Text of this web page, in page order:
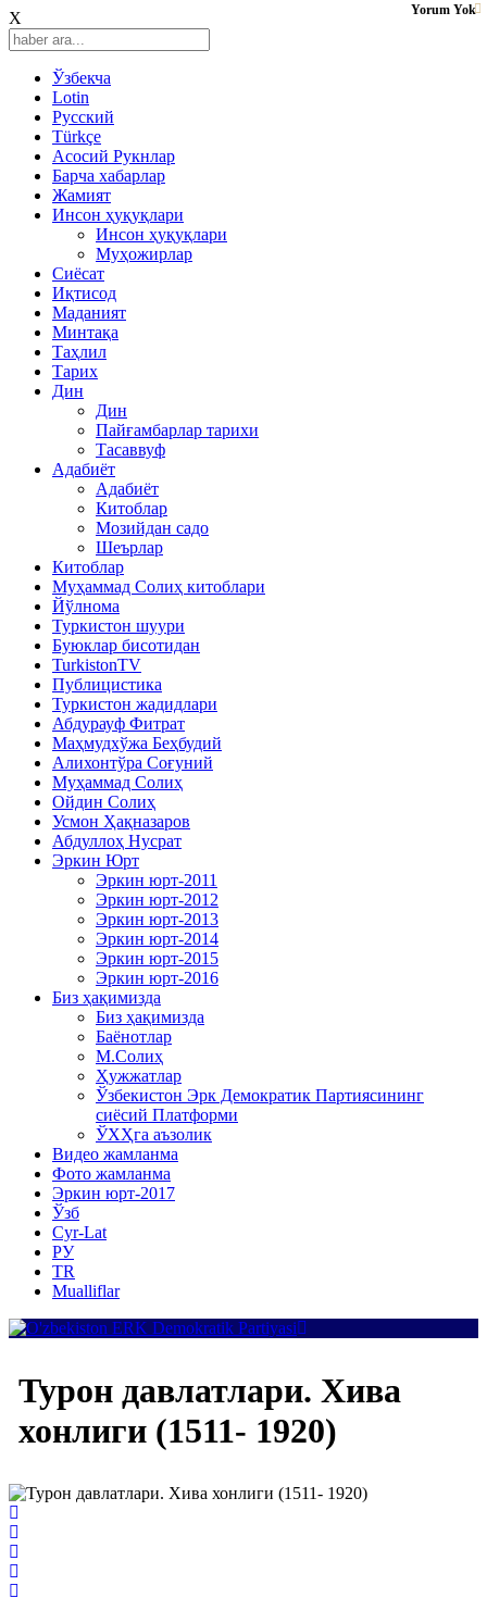
X
Ўзбекча
Lotin
Русский
Türkçe
Асосий Рукнлар
Барча хабарлар
Жамият
Инсон ҳуқуқлари
Инсон ҳуқуқлари
Муҳожирлар
Сиёсат
Иқтисод
Mаданият
Минтақа
Таҳлил
Тарих
Дин
Дин
Пайғамбарлар тарихи
Тасаввуф
Адабиёт
Адабиёт
Китоблар
Мозийдан садо
Шеърлар
Китоблар
Муҳаммад Солиҳ китоблари
Йўлнома
Туркистон шуури
Буюклар бисотидан
TurkistonTV
Публицистика
Туркистон жадидлари
Абдурауф Фитрат
Маҳмудхўжа Беҳбудий
Алихонтўра Соғуний
Муҳаммад Солиҳ
Ойдин Солиҳ
Усмон Ҳақназаров
Абдуллоҳ Нусрат
Эркин Юрт
Эркин юрт-2011
Эркин юрт-2012
Эркин юрт-2013
Эркин юрт-2014
Эркин юрт-2015
Эркин юрт-2016
Биз ҳақимизда
Биз ҳақимизда
Баёнотлар
М.Солиҳ
Ҳужжатлар
Ўзбекистон Эрк Демократик Партиясининг
сиёсий Платформи
ЎХҲга аъзолик
Видео жамланма
Фото жамланма
Эркин юрт-2017
Ўзб
Cyr-Lat
РУ
TR
Mualliflar
Турон давлатлари. Хива
хонлиги (1511- 1920)
Yorum Yok